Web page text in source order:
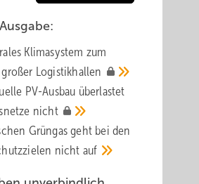
Klimasystem zum
Logistik­hallen
PV-Ausbau über­lastet
nicht
Grüngas geht bei den
nicht auf